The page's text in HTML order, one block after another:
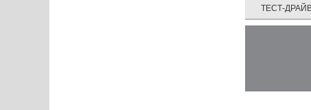
ТЕСТ-